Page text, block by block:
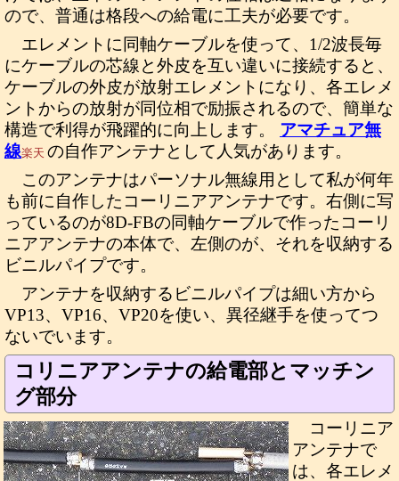
ので、普通は格段への給電に工夫が必要です。
エレメントに同軸ケーブルを使って、1/2波長毎
にケーブルの芯線と外皮を互い違いに接続すると、
ケーブルの外皮が放射エレメントになり、各エレメ
ントからの放射が同位相で励振されるので、簡単な
構造で利得が飛躍的に向上します。 アマチュア無
線楽天 の自作アンテナとして人気があります。
このアンテナはパーソナル無線用として私が何年
も前に自作したコーリニアアンテナです。右側に写
っているのが8D-FBの同軸ケーブルで作ったコーリ
ニアアンテナの本体で、左側のが、それを収納する
ビニルパイプです。
アンテナを収納するビニルパイプは細い方から
VP13、VP16、VP20を使い、異径継手を使ってつ
ないでいます。
コリニアアンテナの給電部とマッチン
グ部分
コーリニア
アンテナで
は、各エレメ